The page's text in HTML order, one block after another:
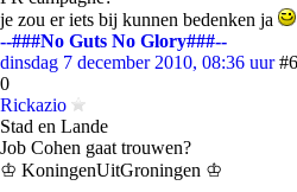
je zou er iets bij kunnen bedenken ja
--###No Guts No Glory###--
dinsdag 7 december 2010, 08:36 uur #6
0
Rickazio
Stad en Lande
Job Cohen gaat trouwen?
♔ KoningenUitGroningen ♔